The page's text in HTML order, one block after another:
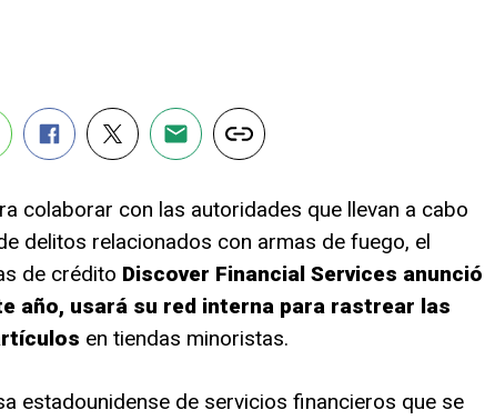
colaborar con las autoridades que llevan a cabo
delitos relacionados con armas de fuego, el
de crédito Discover Financial Services anunció
año, usará su red interna para rastrear las
en tiendas minoristas.
estadounidense de servicios financieros que se